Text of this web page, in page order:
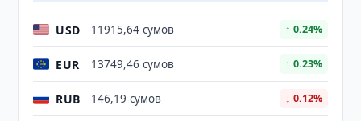
USD 11915,64 сумов ↑ 0.24%
EUR 13749,46 сумов ↑ 0.23%
RUB 146,19 сумов ↓ 0.12%